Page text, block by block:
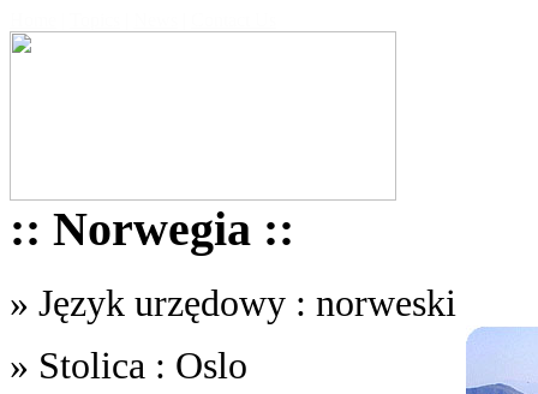
:: Norwegia ::
» Język urzędowy : norweski
» Stolica : Oslo